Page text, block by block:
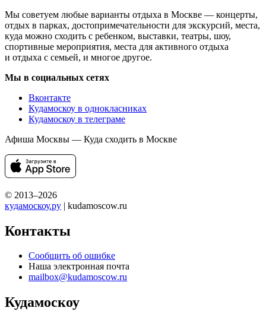
Мы советуем любые варианты отдыха в Москве — концерты,
отдых в парках, достопримечательности для экскурсий, места,
куда можно сходить с ребенком, выставки, театры, шоу,
спортивные мероприятия, места для активного отдыха
и отдыха с семьей, и многое другое.
Мы в социальных сетях
Вконтакте
Кудамоскоу в однокласниках
Кудамоскоу в телеграме
Афиша Москвы — Куда сходить в Москве
© 2013–2026
кудамоскоу.ру | kudamoscow.ru
Контакты
Сообщить об ошибке
Наша электронная почта
mailbox@kudamoscow.ru
Кудамоскоу